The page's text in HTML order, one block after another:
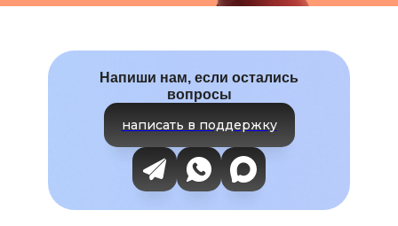
Напиши нам, если остались
вопросы
написать в поддержку